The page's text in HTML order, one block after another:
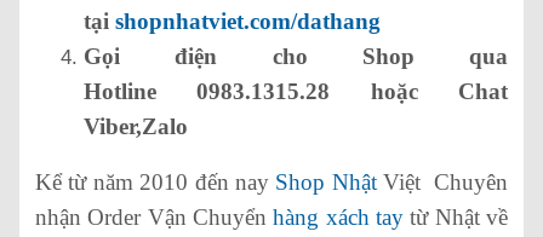
tại shopnhatviet.com/dathang
Gọi điện cho Shop qua
Hotline 0983.1315.28 hoặc Chat
Viber,Zalo
Kể từ năm 2010 đến nay Shop NhậtViệt Chuyên
nhận Order Vận Chuyểnhàng xách tay từ Nhật về